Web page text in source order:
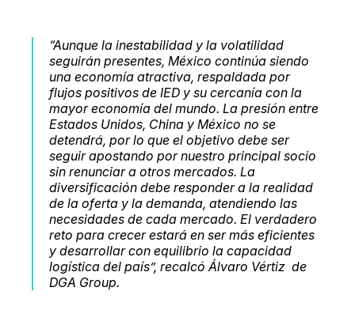
“Aunque la inestabilidad y la volatilidad
seguirán presentes, México continúa siendo
una economía atractiva, respaldada por
flujos positivos de IED y su cercanía con la
mayor economía del mundo. La presión entre
Estados Unidos, China y México no se
detendrá, por lo que el objetivo debe ser
seguir apostando por nuestro principal socio
sin renunciar a otros mercados. La
diversificación debe responder a la realidad
de la oferta y la demanda, atendiendo las
necesidades de cada mercado. El verdadero
reto para crecer estará en ser más eficientes
y desarrollar con equilibrio la capacidad
logística del país”, recalcó Álvaro Vértiz de
DGA Group.